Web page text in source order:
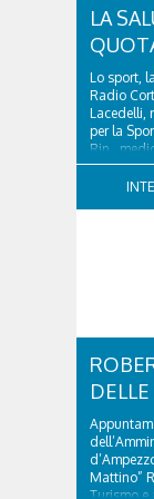
LA
Lo sport,
Radio
Lacedelli,
per la
Rin,
Mattino”
Turismo e